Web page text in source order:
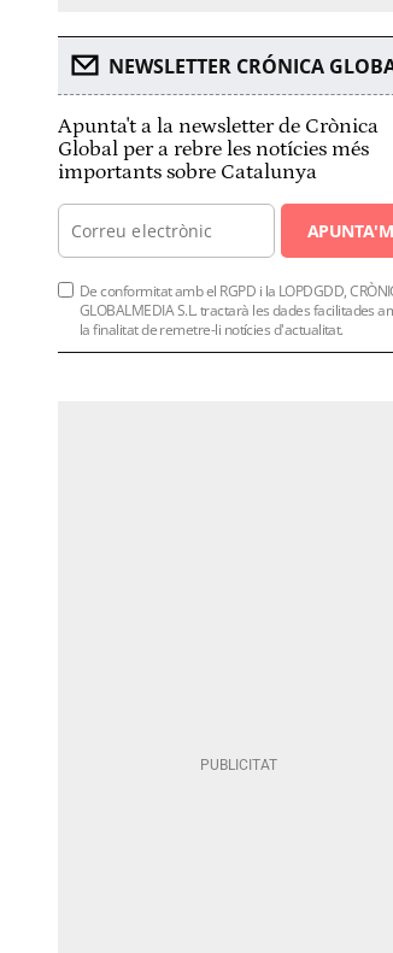
NEWSLETTER CRÓNICA
Apunta't a la newsletter de Crònica
Global per a rebre les notícies més
importants sobre Catalunya
APUNTA'M
De conformitat amb el RGPD i la LOPDGDD,
GLOBALMEDIA S.L. tractarà les dades facilitades
la finalitat de remetre-li notícies d'actualitat.